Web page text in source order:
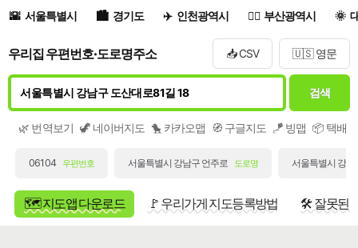
서울특별시 경기도 인천광역시 부산광역시
우리집 우편번호·도로명주소 📥 CSV 🇺🇸 영문
검색
🌿 번역보기 🦖 네이버지도 🐤 카카오맵 🧭 구글지도 🪁 빙맵 📦 택배/
06104 우편번호 서울특별시 강남구 언주로 도로명 서울특별시 강
🗺️ 지도앱 다운로드 🚩 우리가게 지도등록방법 🛠️ 잘못된